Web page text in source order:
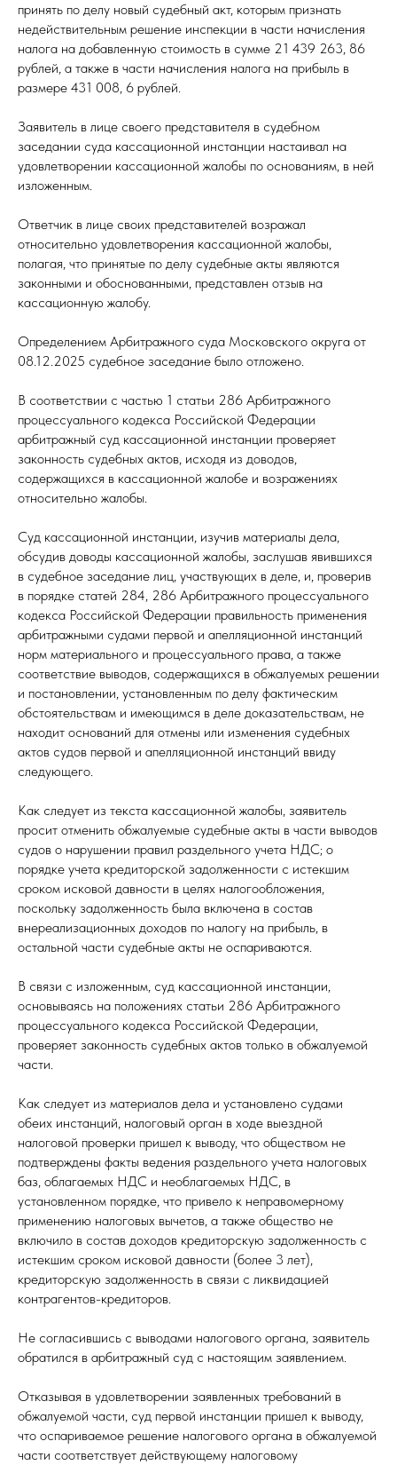
принять по делу новый судебный акт, которым признать
недействительным решение инспекции в части начисления
налога на добавленную стоимость в сумме 21 439 263, 86
рублей, а также в части начисления налога на прибыль в
размере 431 008, 6 рублей.
Заявитель в лице своего представителя в судебном
заседании суда кассационной инстанции настаивал на
удовлетворении кассационной жалобы по основаниям, в ней
изложенным.
Ответчик в лице своих представителей возражал
относительно удовлетворения кассационной жалобы,
полагая, что принятые по делу судебные акты являются
законными и обоснованными, представлен отзыв на
кассационную жалобу.
Определением Арбитражного суда Московского округа от
08.12.2025 судебное заседание было отложено.
В соответствии с частью 1 статьи 286 Арбитражного
процессуального кодекса Российской Федерации
арбитражный суд кассационной инстанции проверяет
законность судебных актов, исходя из доводов,
содержащихся в кассационной жалобе и возражениях
относительно жалобы.
Суд кассационной инстанции, изучив материалы дела,
обсудив доводы кассационной жалобы, заслушав явившихся
в судебное заседание лиц, участвующих в деле, и, проверив
в порядке статей 284, 286 Арбитражного процессуального
кодекса Российской Федерации правильность применения
арбитражными судами первой и апелляционной инстанций
норм материального и процессуального права, а также
соответствие выводов, содержащихся в обжалуемых решении
и постановлении, установленным по делу фактическим
обстоятельствам и имеющимся в деле доказательствам, не
находит оснований для отмены или изменения судебных
актов судов первой и апелляционной инстанций ввиду
следующего.
Как следует из текста кассационной жалобы, заявитель
просит отменить обжалуемые судебные акты в части выводов
судов о нарушении правил раздельного учета НДС; о
порядке учета кредиторской задолженности с истекшим
сроком исковой давности в целях налогообложения,
поскольку задолженность была включена в состав
внереализационных доходов по налогу на прибыль, в
остальной части судебные акты не оспариваются.
В связи с изложенным, суд кассационной инстанции,
основываясь на положениях статьи 286 Арбитражного
процессуального кодекса Российской Федерации,
проверяет законность судебных актов только в обжалуемой
части.
Как следует из материалов дела и установлено судами
обеих инстанций, налоговый орган в ходе выездной
налоговой проверки пришел к выводу, что обществом не
подтверждены факты ведения раздельного учета налоговых
баз, облагаемых НДС и необлагаемых НДС, в
установленном порядке, что привело к неправомерному
применению налоговых вычетов, а также общество не
включило в состав доходов кредиторскую задолженность с
истекшим сроком исковой давности (более 3 лет),
кредиторскую задолженность в связи с ликвидацией
контрагентов-кредиторов.
Не согласившись с выводами налогового органа, заявитель
обратился в арбитражный суд с настоящим заявлением.
Отказывая в удовлетворении заявленных требований в
обжалуемой части, суд первой инстанции пришел к выводу,
что оспариваемое решение налогового органа в обжалуемой
части соответствует действующему налоговому